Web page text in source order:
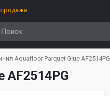
Aquafloor Parquet Glue AF2514PG
AF2514PG